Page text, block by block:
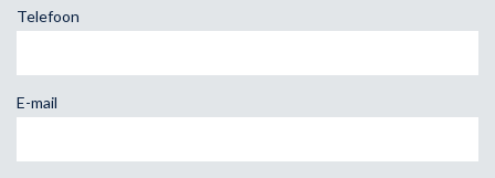
Telefoon
E-mail